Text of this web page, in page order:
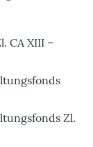
CA XIII –
Zl.